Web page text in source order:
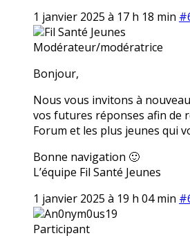
1 janvier 2025 à 17 h 18 min
Fil Santé Jeunes
Modérateur/modératrice
Bonjour,
Nous vous invitons à
vos futures réponses afin de
Forum et les plus jeunes qui
Bonne navigation 🙂
L’équipe Fil Santé Jeunes
1 janvier 2025 à 19 h 04 min
An0nym0us19
Participant